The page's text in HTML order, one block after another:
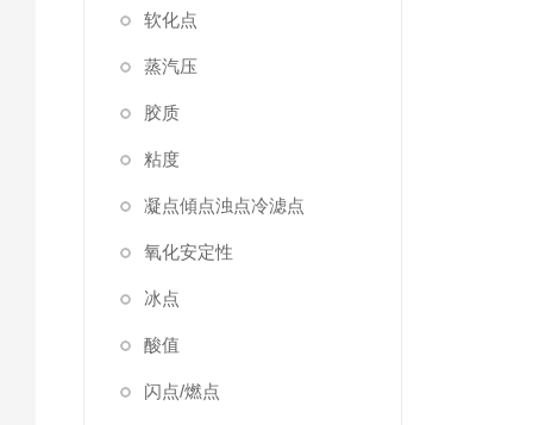
软化点
蒸汽压
胶质
粘度
凝点傾点浊点冷滤点
氧化安定性
冰点
酸值
闪点/燃点